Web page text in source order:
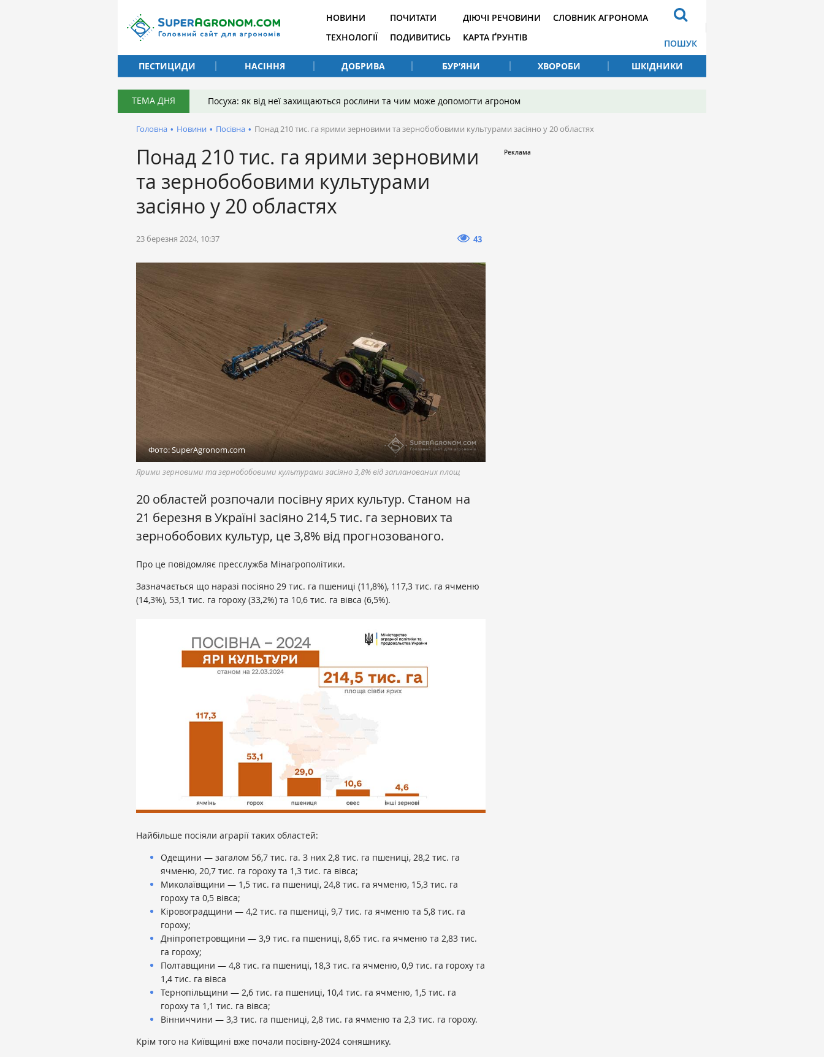
НОВИНИ
ТЕХНОЛОГІЇ
ПОЧИТАТИ
ПОДИВИТИСЬ
ДІЮЧІ РЕЧОВИНИ
КАРТА ҐРУНТІВ
СЛОВНИК АГРОНОМА
ПОШУК
ПЕСТИЦИДИ
НАСІННЯ ДОБРИВА БУР’ЯНИ ХВОРОБИ ШКІДНИКИ
ТЕМА ДНЯ Посуха: як від неї захищаються рослини та чим може допомогти агроном
Головна • Новини • Посівна • Понад 210 тис. га ярими зерновими та зернобобовими культурами засіяно у 20 областях
Понад 210 тис. га ярими зерновими
та зернобобовими культурами
засіяно у 20 областях
23 березня 2024, 10:37 43
Фото: SuperAgronom.com
Ярими зерновими та зернобобовими культурами засіяно 3,8% від запланованих площ
20 областей розпочали посівну ярих культур. Станом на
21 березня в Україні засіяно 214,5 тис. га зернових та
зернобобових культур, це 3,8% від прогнозованого.
Про це повідомляє пресслужба Мінагрополітики.
Зазначається що наразі посіяно 29 тис. га пшениці (11,8%), 117,3 тис. га ячменю
(14,3%), 53,1 тис. га гороху (33,2%) та 10,6 тис. га вівса (6,5%).
Найбільше посіяли аграрії таких областей:
Одещини — загалом 56,7 тис. га. З них 2,8 тис. га пшениці, 28,2 тис. га
ячменю, 20,7 тис. га гороху та 1,3 тис. га вівса;
Миколаївщини — 1,5 тис. га пшениці, 24,8 тис. га ячменю, 15,3 тис. га
гороху та 0,5 вівса;
Кіровоградщини — 4,2 тис. га пшениці, 9,7 тис. га ячменю та 5,8 тис. га
гороху;
Дніпропетровщини — 3,9 тис. га пшениці, 8,65 тис. га ячменю та 2,83 тис.
га гороху;
Полтавщини — 4,8 тис. га пшениці, 18,3 тис. га ячменю, 0,9 тис. га гороху та
1,4 тис. га вівса
Тернопільщини — 2,6 тис. га пшениці, 10,4 тис. га ячменю, 1,5 тис. га
гороху та 1,1 тис. га вівса;
Вінниччини — 3,3 тис. га пшениці, 2,8 тис. га ячменю та 2,3 тис. га гороху.
Крім того на Київщині вже почали посівну-2024 соняшнику.